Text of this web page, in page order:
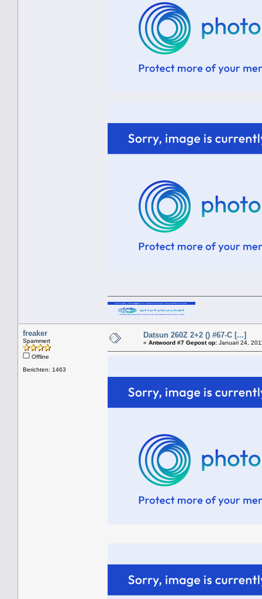
freaker
Spammert
Offline
Berichten: 1463
Datsun 260Z 2+2 () #67-C [...]
« Antwoord #7 Gepost op: Januari 24,